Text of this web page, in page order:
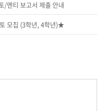
/멘티 보고서 제출 안내
모집 (3학년, 4학년)★